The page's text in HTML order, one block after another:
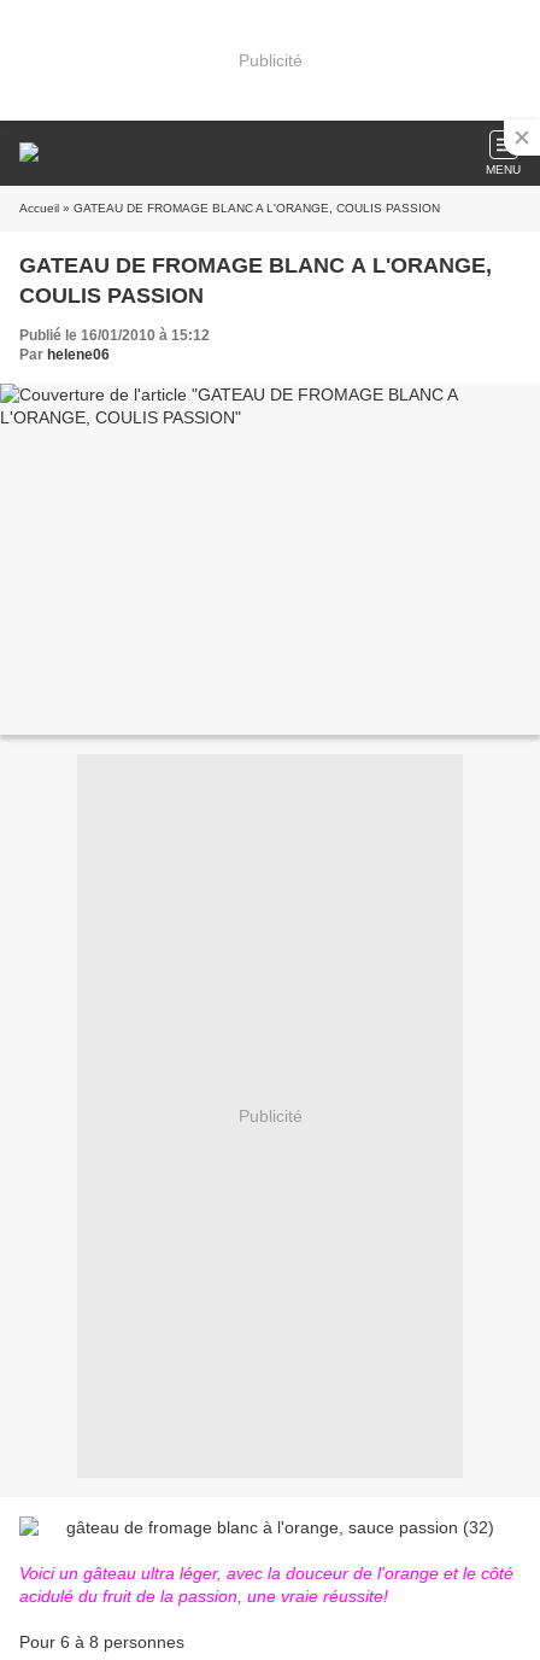
Publicité
MENU
Accueil » GATEAU DE FROMAGE BLANC A L'ORANGE, COULIS PASSION
GATEAU DE FROMAGE BLANC A L'ORANGE,
COULIS PASSION
Publié le 16/01/2010 à 15:12
Par helene06
Publicité
Voici un gâteau ultra léger, avec la douceur de l'orange et le côté
acidulé du fruit de la passion, une vraie réussite!
Pour 6 à 8 personnes